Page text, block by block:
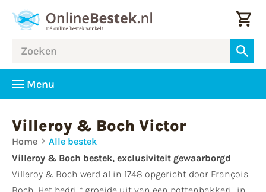
Menu
Villeroy & Boch Victor
Home
Alle bestek
Villeroy & Boch bestek, exclusiviteit gewaarborgd
Villeroy & Boch werd al in 1748 opgericht door François